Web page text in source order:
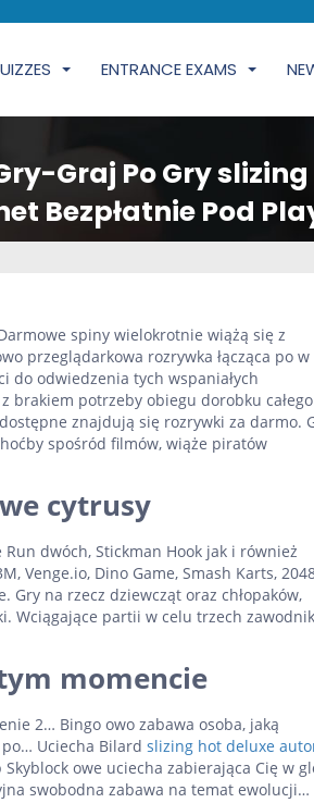
ENTRANCE EXAMS
Graj Po Gry
Bezpłatnie Pod
spiny wielokrotnie wiążą się z
przeglądarkowa rozrywka łącząca po w
do odwiedzenia tych wspaniałych
brakiem potrzeby obiegu dorobku całego
znajdują się rozrywki za darmo.
spośród filmów, wiąże piratów
cytrusy
dwóch, Stickman Hook jak i również
Venge.io, Dino Game, Smash Karts,
Gry na rzecz dziewcząt oraz chłopaków,
Wciągające partii w celu trzech
momencie
2… Bingo owo zabawa osoba, jaką
Uciecha Bilard slizing hot deluxe
owe uciecha zabierająca Cię w
swobodna zabawa na temat ewolucji…